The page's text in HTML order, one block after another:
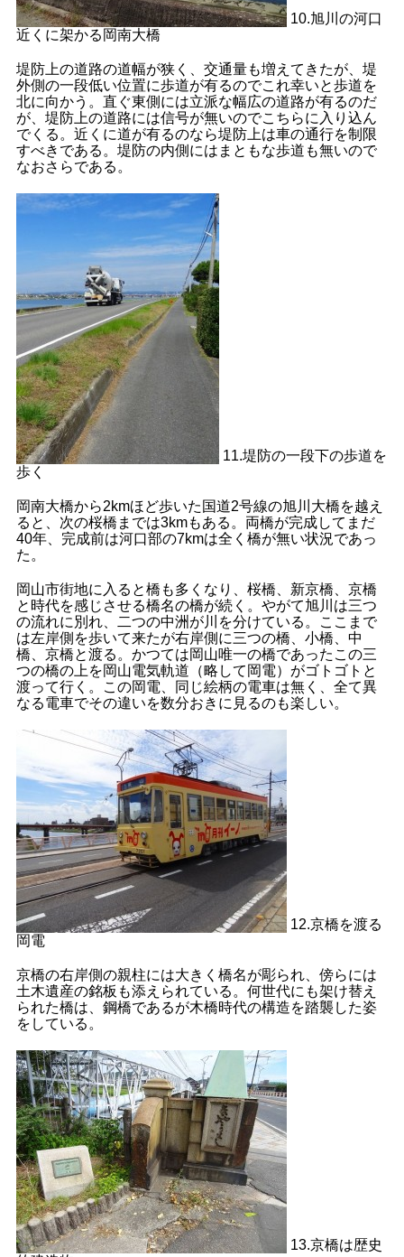
10.旭川の河口
近くに架かる岡南大橋
堤防上の道路の道幅が狭く、交通量も増えてきたが、堤
外側の一段低い位置に歩道が有るのでこれ幸いと歩道を
北に向かう。直ぐ東側には立派な幅広の道路が有るのだ
が、堤防上の道路には信号が無いのでこちらに入り込ん
でくる。近くに道が有るのなら堤防上は車の通行を制限
すべきである。堤防の内側にはまともな歩道も無いので
なおさらである。
11.堤防の一段下の歩道を
歩く
岡南大橋から2kmほど歩いた国道2号線の旭川大橋を越え
ると、次の桜橋までは3kmもある。両橋が完成してまだ
40年、完成前は河口部の7kmは全く橋が無い状況であっ
た。
岡山市街地に入ると橋も多くなり、桜橋、新京橋、京橋
と時代を感じさせる橋名の橋が続く。やがて旭川は三つ
の流れに別れ、二つの中洲が川を分けている。ここまで
は左岸側を歩いて来たが右岸側に三つの橋、小橋、中
橋、京橋と渡る。かつては岡山唯一の橋であったこの三
つの橋の上を岡山電気軌道（略して岡電）がゴトゴトと
渡って行く。この岡電、同じ絵柄の電車は無く、全て異
なる電車でその違いを数分おきに見るのも楽しい。
12.京橋を渡る
岡電
京橋の右岸側の親柱には大きく橋名が彫られ、傍らには
土木遺産の銘板も添えられている。何世代にも架け替え
られた橋は、鋼橋であるが木橋時代の構造を踏襲した姿
をしている。
13.京橋は歴史